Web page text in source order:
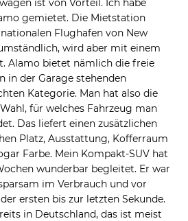
ist von Vorteil. Ich habe
gemietet. Die Mietstation
Flughafen von New
wird aber mit einem
Alamo bietet nämlich die freie
in der Garage stehenden
Kategorie. Man hat also die
für welches Fahrzeug man
Das liefert einen zusätzlichen
Platz, Ausstattung, Kofferraum
Farbe. Mein Kompakt-SUV hat
wunderbar begleitet. Er war
im Verbrauch und vor
ersten bis zur letzten Sekunde.
in Deutschland, das ist meist